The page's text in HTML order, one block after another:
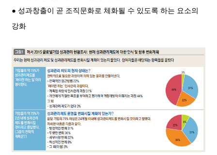
● 성과창출이 곧 조직문화로 체화될 수 있도록 하는 요소의
강화